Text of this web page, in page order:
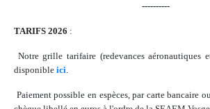
----------
TARIFS 2026 :
Notre grille tarifaire (redevances aéronautiques
disponible ici.
Paiement possible en espèces, par carte bancaire